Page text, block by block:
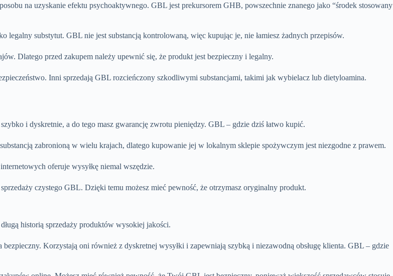
na uzyskanie efektu psychoaktywnego. GBL jest prekursorem GHB, powszechnie znanego jako “środek stosowany
substytut. GBL nie jest substancją kontrolowaną, więc kupując je, nie łamiesz żadnych przepisów.
Dlatego przed zakupem należy upewnić się, że produkt jest bezpieczny i legalny.
Inni sprzedają GBL rozcieńczony szkodliwymi substancjami, takimi jak wybielacz lub dietyloamina.
i dyskretnie, a do tego masz gwarancję zwrotu pieniędzy. GBL – gdzie dziś łatwo kupić.
zabronioną w wielu krajach, dlatego kupowanie jej w lokalnym sklepie spożywczym jest niezgodne z prawem.
oferuje wysyłkę niemal wszędzie.
czystego GBL. Dzięki temu możesz mieć pewność, że otrzymasz oryginalny produkt.
historią sprzedaży produktów wysokiej jakości.
Korzystają oni również z dyskretnej wysyłki i zapewniają szybką i niezawodną obsługę klienta. GBL – gdzie